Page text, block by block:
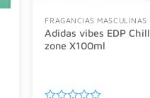
FRAGANCIAS MASCULINAS
Adidas vibes EDP Chill
zone X100ml